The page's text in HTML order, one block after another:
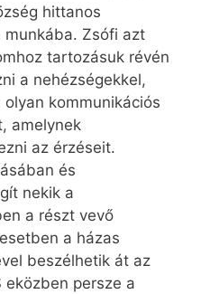
hittanos
Zsófi azt
tartozásuk révén
a nehézségekkel,
kommunikációs
amelynek
az érzéseit.
és
nekik a
a részt vevő
a házas
beszélhetik át az
persze a